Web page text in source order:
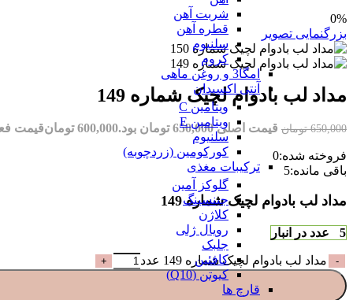
شربت آهن
قطره آهن
سلنیوم
کروم
امگا3 و روغن ماهی
آنتی اکسیدان
ویتامین C
ویتامین E
سلنیوم
کورکومین (زردچوبه)
ترکیبات مغذی
گلوکز آمین
جینسینگ
کلاژن
رویال ژلی
جلبک
کافئین
کیوتن (Q10)
قارچ ها
0%
بزرگنمایی تصویر
مداد لب بادوام لچیک شماره 149
650,000 تومان قیمت اصلی 650,000 تومان بود. 600,000 تومانقیمت فعلی 600,000
فروخته شده:0
باقی مانده:5
مداد لب بادوام لچیک شماره 149
5 عدد در انبار
مداد لب بادوام لچیک شماره 149 عدد